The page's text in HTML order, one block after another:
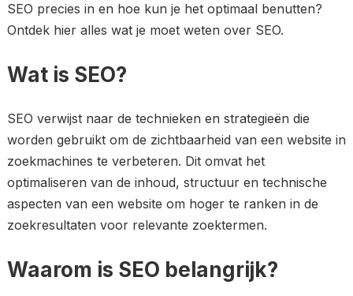
SEO precies in en hoe kun je het optimaal benutten?
Ontdek hier alles wat je moet weten over SEO.
Wat is SEO?
SEO verwijst naar de technieken en strategieën die
worden gebruikt om de zichtbaarheid van een website in
zoekmachines te verbeteren. Dit omvat het
optimaliseren van de inhoud, structuur en technische
aspecten van een website om hoger te ranken in de
zoekresultaten voor relevante zoektermen.
Waarom is SEO belangrijk?